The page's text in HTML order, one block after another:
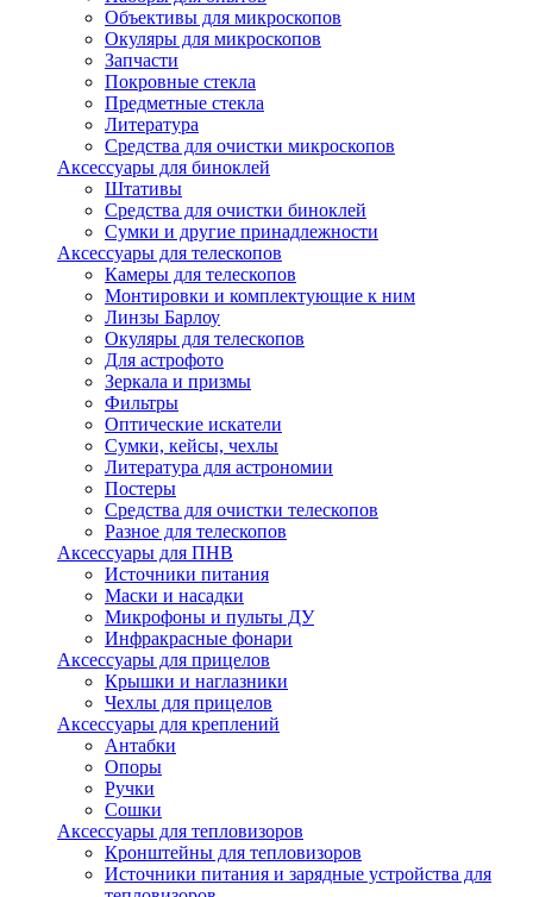
Объективы для микроскопов
Окуляры для микроскопов
Запчасти
Покровные стекла
Предметные стекла
Литература
Средства для очистки микроскопов
Аксессуары для биноклей
Штативы
Средства для очистки биноклей
Сумки и другие принадлежности
Аксессуары для телескопов
Камеры для телескопов
Монтировки и комплектующие к ним
Линзы Барлоу
Окуляры для телескопов
Для астрофото
Зеркала и призмы
Фильтры
Оптические искатели
Сумки, кейсы, чехлы
Литература для астрономии
Постеры
Средства для очистки телескопов
Разное для телескопов
Аксессуары для ПНВ
Источники питания
Маски и насадки
Микрофоны и пульты ДУ
Инфракрасные фонари
Аксессуары для прицелов
Крышки и наглазники
Чехлы для прицелов
Аксессуары для креплений
Антабки
Опоры
Ручки
Сошки
Аксессуары для тепловизоров
Кронштейны для тепловизоров
Источники питания и зарядные устройства для